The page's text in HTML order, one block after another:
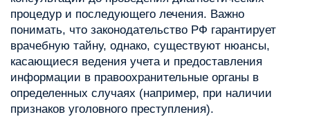
процедур и последующего лечения. Важно
понимать, что законодательство РФ гарантирует
врачебную тайну, однако, существуют нюансы,
касающиеся ведения учета и предоставления
информации в правоохранительные органы в
определенных случаях (например, при наличии
признаков уголовного преступления).